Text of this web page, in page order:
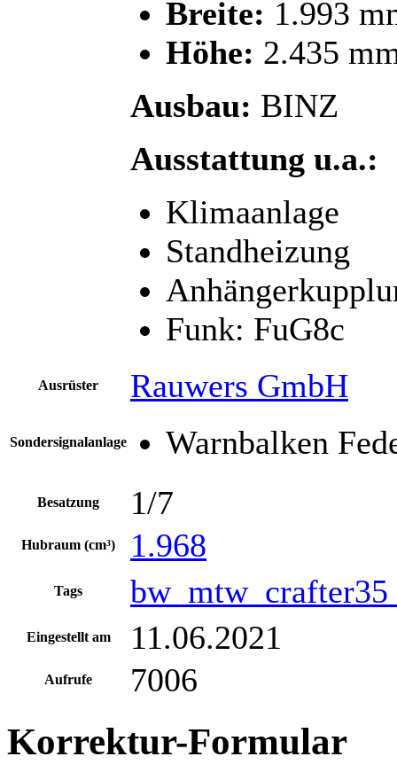
Breite: 1.993
Höhe: 2.435
Ausbau: BINZ
Ausstattung u.a.:
Klimaanlage
Standheizung
Funk: FuG8c
Ausrüster Rauwers GmbH
Sondersignalanlage Warnbalken
Besatzung 1/7
Hubraum (cm³) 1.968
Tags
Eingestellt am 11.06.2021
Aufrufe 7006
Korrektur-Formular